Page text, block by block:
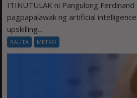
ITINUTULAK ni Pangulong Ferdinand
pagpapalawak ng artificial
upskilling...
BALITA METRO